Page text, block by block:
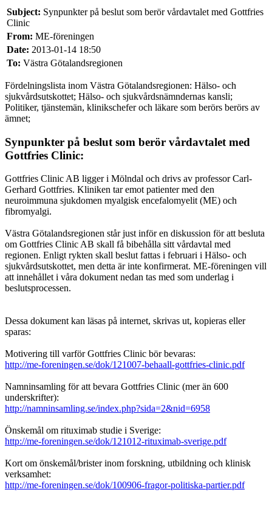
Subject: Synpunkter på beslut som berör vårdavtalet med Gottfries
Clinic
From: ME-föreningen
Date: 2013-01-14 18:50
To: Västra Götalandsregionen
Fördelningslista inom Västra Götalandsregionen: Hälso- och
sjukvårdsutskottet; Hälso- och sjukvårdsnämndernas kansli;
Politiker, tjänstemän, klinikschefer och läkare som berörs berörs av
ämnet;
Synpunkter på beslut som berör vårdavtalet med
Gottfries Clinic:
Gottfries Clinic AB ligger i Mölndal och drivs av professor Carl-
Gerhard Gottfries. Kliniken tar emot patienter med den
neuroimmuna sjukdomen myalgisk encefalomyelit (ME) och
fibromyalgi.
Västra Götalandsregionen står just inför en diskussion för att besluta
om Gottfries Clinic AB skall få bibehålla sitt vårdavtal med
regionen. Enligt rykten skall beslut fattas i februari i Hälso- och
sjukvårdsutskottet, men detta är inte konfirmerat. ME-föreningen vill
att innehållet i våra dokument nedan tas med som underlag i
beslutsprocessen.
Dessa dokument kan läsas på internet, skrivas ut, kopieras eller
sparas:
Motivering till varför Gottfries Clinic bör bevaras:
http://me-foreningen.se/dok/121007-behaall-gottfries-clinic.pdf
Namninsamling för att bevara Gottfries Clinic (mer än 600
underskrifter):
http://namninsamling.se/index.php?sida=2&nid=6958
Önskemål om rituximab studie i Sverige:
http://me-foreningen.se/dok/121012-rituximab-sverige.pdf
Kort om önskemål/brister inom forskning, utbildning och klinisk
verksamhet:
http://me-foreningen.se/dok/100906-fragor-politiska-partier.pdf